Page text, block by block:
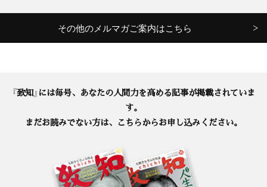
その他のメルマガご案内はこちら
『致知』には毎号、あなたの人間力を高める記事が掲載されていま
す。
まだお読みでない方は、こちらからお申し込みください。